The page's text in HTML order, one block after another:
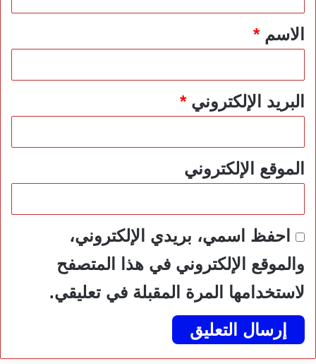
*الاسم*
البريد الإلكتروني*
الموقع الإلكتروني
احفظ اسمي، بريدي الإلكتروني،
والموقع الإلكتروني في هذا المتصفح
لاستخدامها المرة المقبلة في تعليقي.